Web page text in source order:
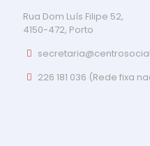
Rua Dom Luís Filipe 52,
4150-472, Porto
226 181 036 (Rede fixa